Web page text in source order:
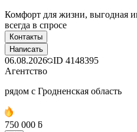
Комфорт для жизни, выгодная
всегда в спросе
Контакты
Написать
06.08.2026 ID 4148395
Агентство
рядом с Гродненская область
750 000 ƃ